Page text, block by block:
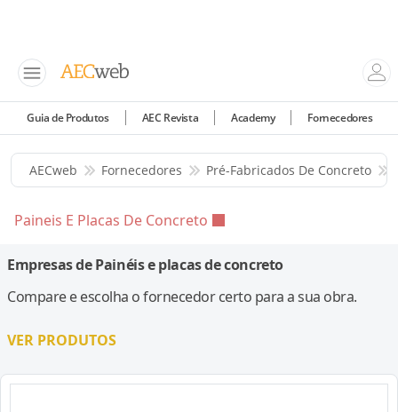
Guia de Produtos AEC Revista Academy Fornecedores
AECweb Fornecedores Pré-Fabricados De Concreto
Paineis E Placas De Concreto
Empresas de Painéis e placas de concreto
Compare e escolha o fornecedor certo para a sua obra.
VER PRODUTOS